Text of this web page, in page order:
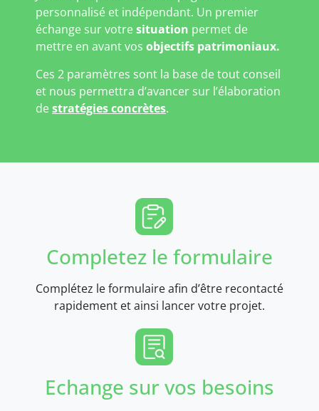
personnalisé et indépendant. Un premier
échange sur votresituation permet de
mettre en avant vos objectifs patrimoniaux.
Ces 2 paramètres sont la base de tout conseil
et nous permettra d’avancer sur l’élaboration
destratégies concrètes.
Completez le formulaire
Complétez le formulaire afin d’être recontacté
rapidement et ainsi lancer votre projet.
Echange sur vos besoins